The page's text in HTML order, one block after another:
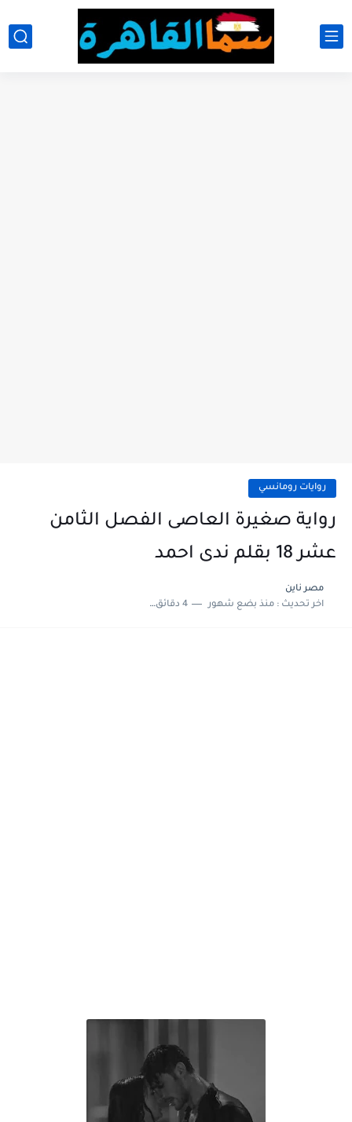
روايات رومانسي
رواية صغيرة العاصى الفصل الثامن
عشر 18 بقلم ندى احمد
مصر ناين
اخر تحديث :منذ بضع شهور 4 دقائق للقراءة